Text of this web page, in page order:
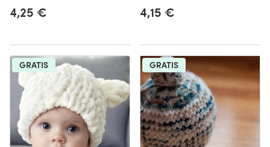
4,25 € 4,15 €
GRATIS GRATIS